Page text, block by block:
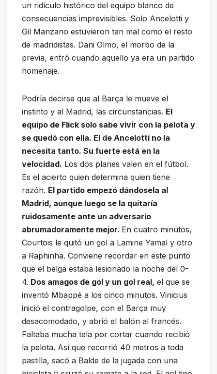
un ridículo histórico del equipo blanco de
consecuencias imprevisibles. Solo Ancelotti y
Gil Manzano estuvieron tan mal como el resto
de madridistas. Dani Olmo, el morbo de la
previa, entró cuando aquello ya era un partido
homenaje.
Podría decirse que al Barça le mueve el
instinto y al Madrid, las circunstancias. El
equipo de Flick solo sabe vivir con la pelota y
se quedó con ella. El de Ancelotti no la
necesita tanto. Su fuerte está en la
velocidad. Los dos planes valen en el fútbol.
Es el acierto quien determina quien tiene
razón. El partido empezó dándosela al
Madrid, aunque luego se la quitaría
ruidosamente ante un adversario
abrumadoramente mejor. En cuatro minutos,
Courtois le quitó un gol a Lamine Yamal y otro
a Raphinha. Conviene recordar en este punto
que el belga estaba lesionado la noche del 0-
4. Dos amagos de gol y un gol real, el que se
inventó Mbappé a los cinco minutos. Vinicius
inició el contragolpe, con el Barça muy
desacomodado, y abrió el balón al francés.
Faltaba mucha tela por cortar cuando recibió
la pelota. Así que recorrió 40 metros a toda
pastilla, sacó a Balde de la jugada con una